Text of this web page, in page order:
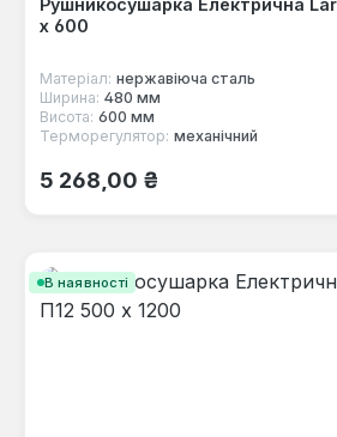
Рушникосушарка Електрична
х 600
Матеріал: нержавіюча сталь
Ширина: 480 мм
Висота: 600 мм
Терморегулятор: механічний
Звичайна ціна:
5 268,00 ₴
В наявності